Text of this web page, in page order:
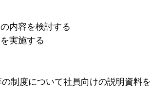
内容を検討する
実施する
制度について社員向けの説明資料